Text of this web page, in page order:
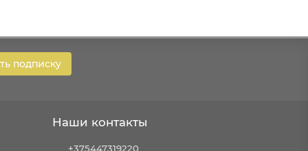
подписку
Наши контакты
+375447319220